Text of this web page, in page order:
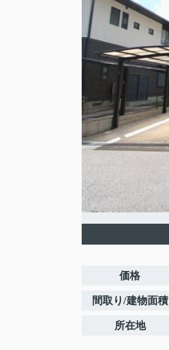
価格
間取り/建物面積
所在地